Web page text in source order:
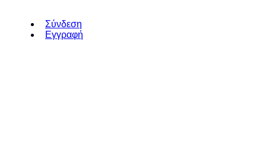
Σύνδεση
Εγγραφή